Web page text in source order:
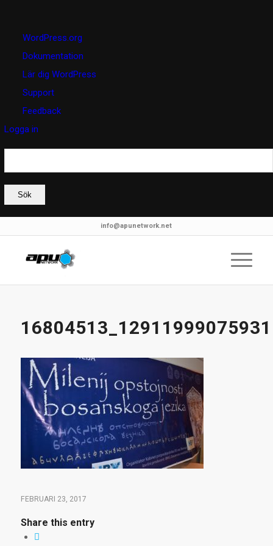
WordPress
WordPress.org
Dokumentation
Lär dig WordPress
Support
Feedback
Logga in
Sök
info@apunetwork.net
FEBRUARI 23, 2017
Share this entry